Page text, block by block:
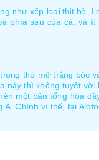
như xếp loại thịt bò.
phía sau của cá, và ít
thớ mỡ trắng bóc
này thì không tuyệt vời
một bản tổng hòa
Chính vì thế, tại